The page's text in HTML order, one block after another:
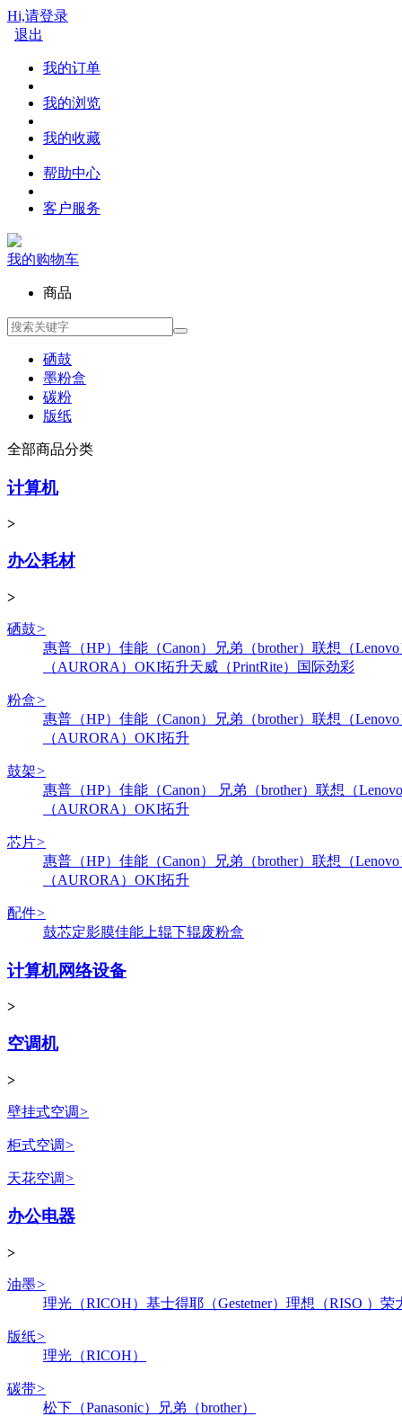
Hi,请登录
退出
我的订单
我的浏览
我的收藏
帮助中心
客户服务
我的购物车
商品
硒鼓
墨粉盒
碳粉
版纸
全部商品分类
计算机
>
办公耗材
>
硒鼓>
惠普（HP） 佳能（Canon） 兄弟（brother） 联想（
（AURORA） OKI拓升天威（PrintRite） 国际劲彩
粉盒>
惠普（HP） 佳能（Canon） 兄弟（brother） 联想（
（AURORA） OKI拓升
鼓架>
惠普（HP） 佳能（Canon） 兄弟（brother） 联想（
（AURORA） OKI拓升
芯片>
惠普（HP） 佳能（Canon） 兄弟（brother） 联想（
（AURORA） OKI拓升
配件>
鼓芯定影膜佳能 上辊下辊废粉盒
计算机网络设备
>
空调机
>
壁挂式空调>
柜式空调>
天花空调>
办公电器
>
油墨>
理光（RICOH） 基士得耶（Gestetner） 理想（RISO ） 荣
版纸>
理光（RICOH）
碳带>
松下（Panasonic）
兄弟（brother）